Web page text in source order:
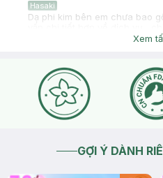
Hasaki
Dạ phi kim bên em chưa bao
Hasaki bộ phận CSKH sẽ hỗ
2023-07-20Thích
Hasaki
Dạ dịch vụ phi kim bên em
cảm ơn anh/chị đã tin tưởng
Hasaki ạ, Dạ Để tư vấn chi
spa: inbox: m.me/hasakispa
Nhấn Phím 2 (Miễn phí)
2023-07-20Thích0
Xem
GỢI Ý DÀNH